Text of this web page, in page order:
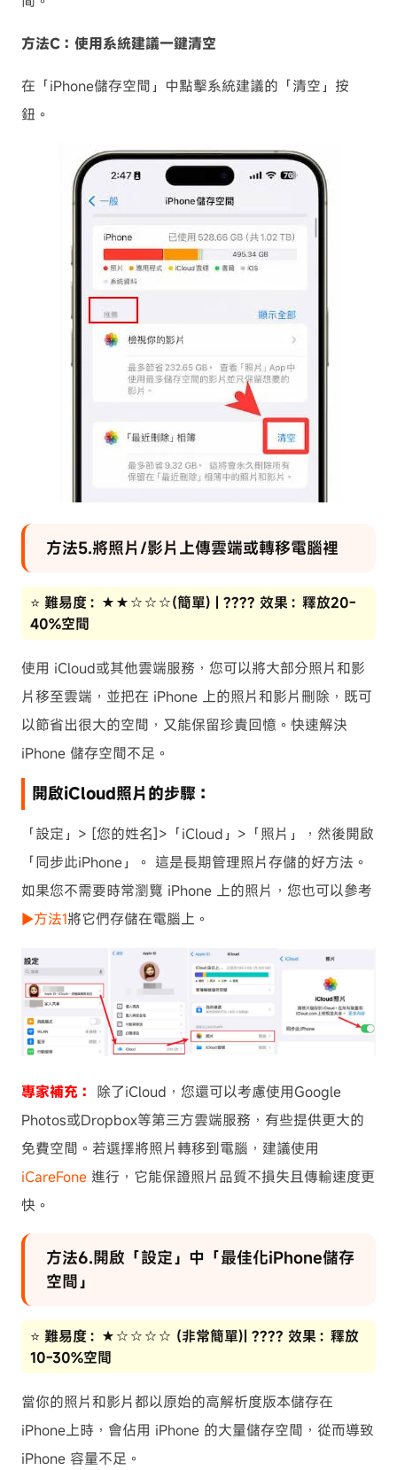
方法C：使用系統建議一鍵清空
在「iPhone儲存空間」中點擊系統建議的「清空」按
鈕。
方法5.將照片/影片上傳雲端或轉移電腦裡
⭐ 難易度：★★☆☆☆(簡單) | ???? 效果：釋放20-
40%空間
使用 iCloud或其他雲端服務，您可以將大部分照片和影
片移至雲端，並把在 iPhone 上的照片和影片刪除，既可
以節省出很大的空間，又能保留珍貴回憶。快速解決
iPhone 儲存空間不足。
開啟iCloud照片的步驟：
「設定」> [您的姓名]>「iCloud」>「照片」，然後開啟
「同步此iPhone」。 這是長期管理照片存儲的好方法。
如果您不需要時常瀏覽 iPhone 上的照片，您也可以參考
▶︎方法1將它們存儲在電腦上。
專家補充： 除了iCloud，您還可以考慮使用Google
Photos或Dropbox等第三方雲端服務，有些提供更大的
免費空間。若選擇將照片轉移到電腦，建議使用
iCareFone 進行，它能保證照片品質不損失且傳輸速度更
快。
方法6.開啟「設定」中「最佳化iPhone儲存
空間」
⭐ 難易度：★☆☆☆☆ (非常簡單)| ???? 效果：釋放
10-30%空間
當你的照片和影片都以原始的高解析度版本儲存在
iPhone上時，會佔用 iPhone 的大量儲存空間，從而導致
iPhone 容量不足。